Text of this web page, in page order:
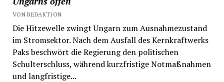
VON REDAKTION
Die Hitzewelle zwingt Ungarn zum Ausnahmezustand
im Stromsektor. Nach dem Ausfall des Kernkraftwerks
Paks beschwört die Regierung den politischen
Schulterschluss, während kurzfristige Notmaßnahmen
und langfristige...